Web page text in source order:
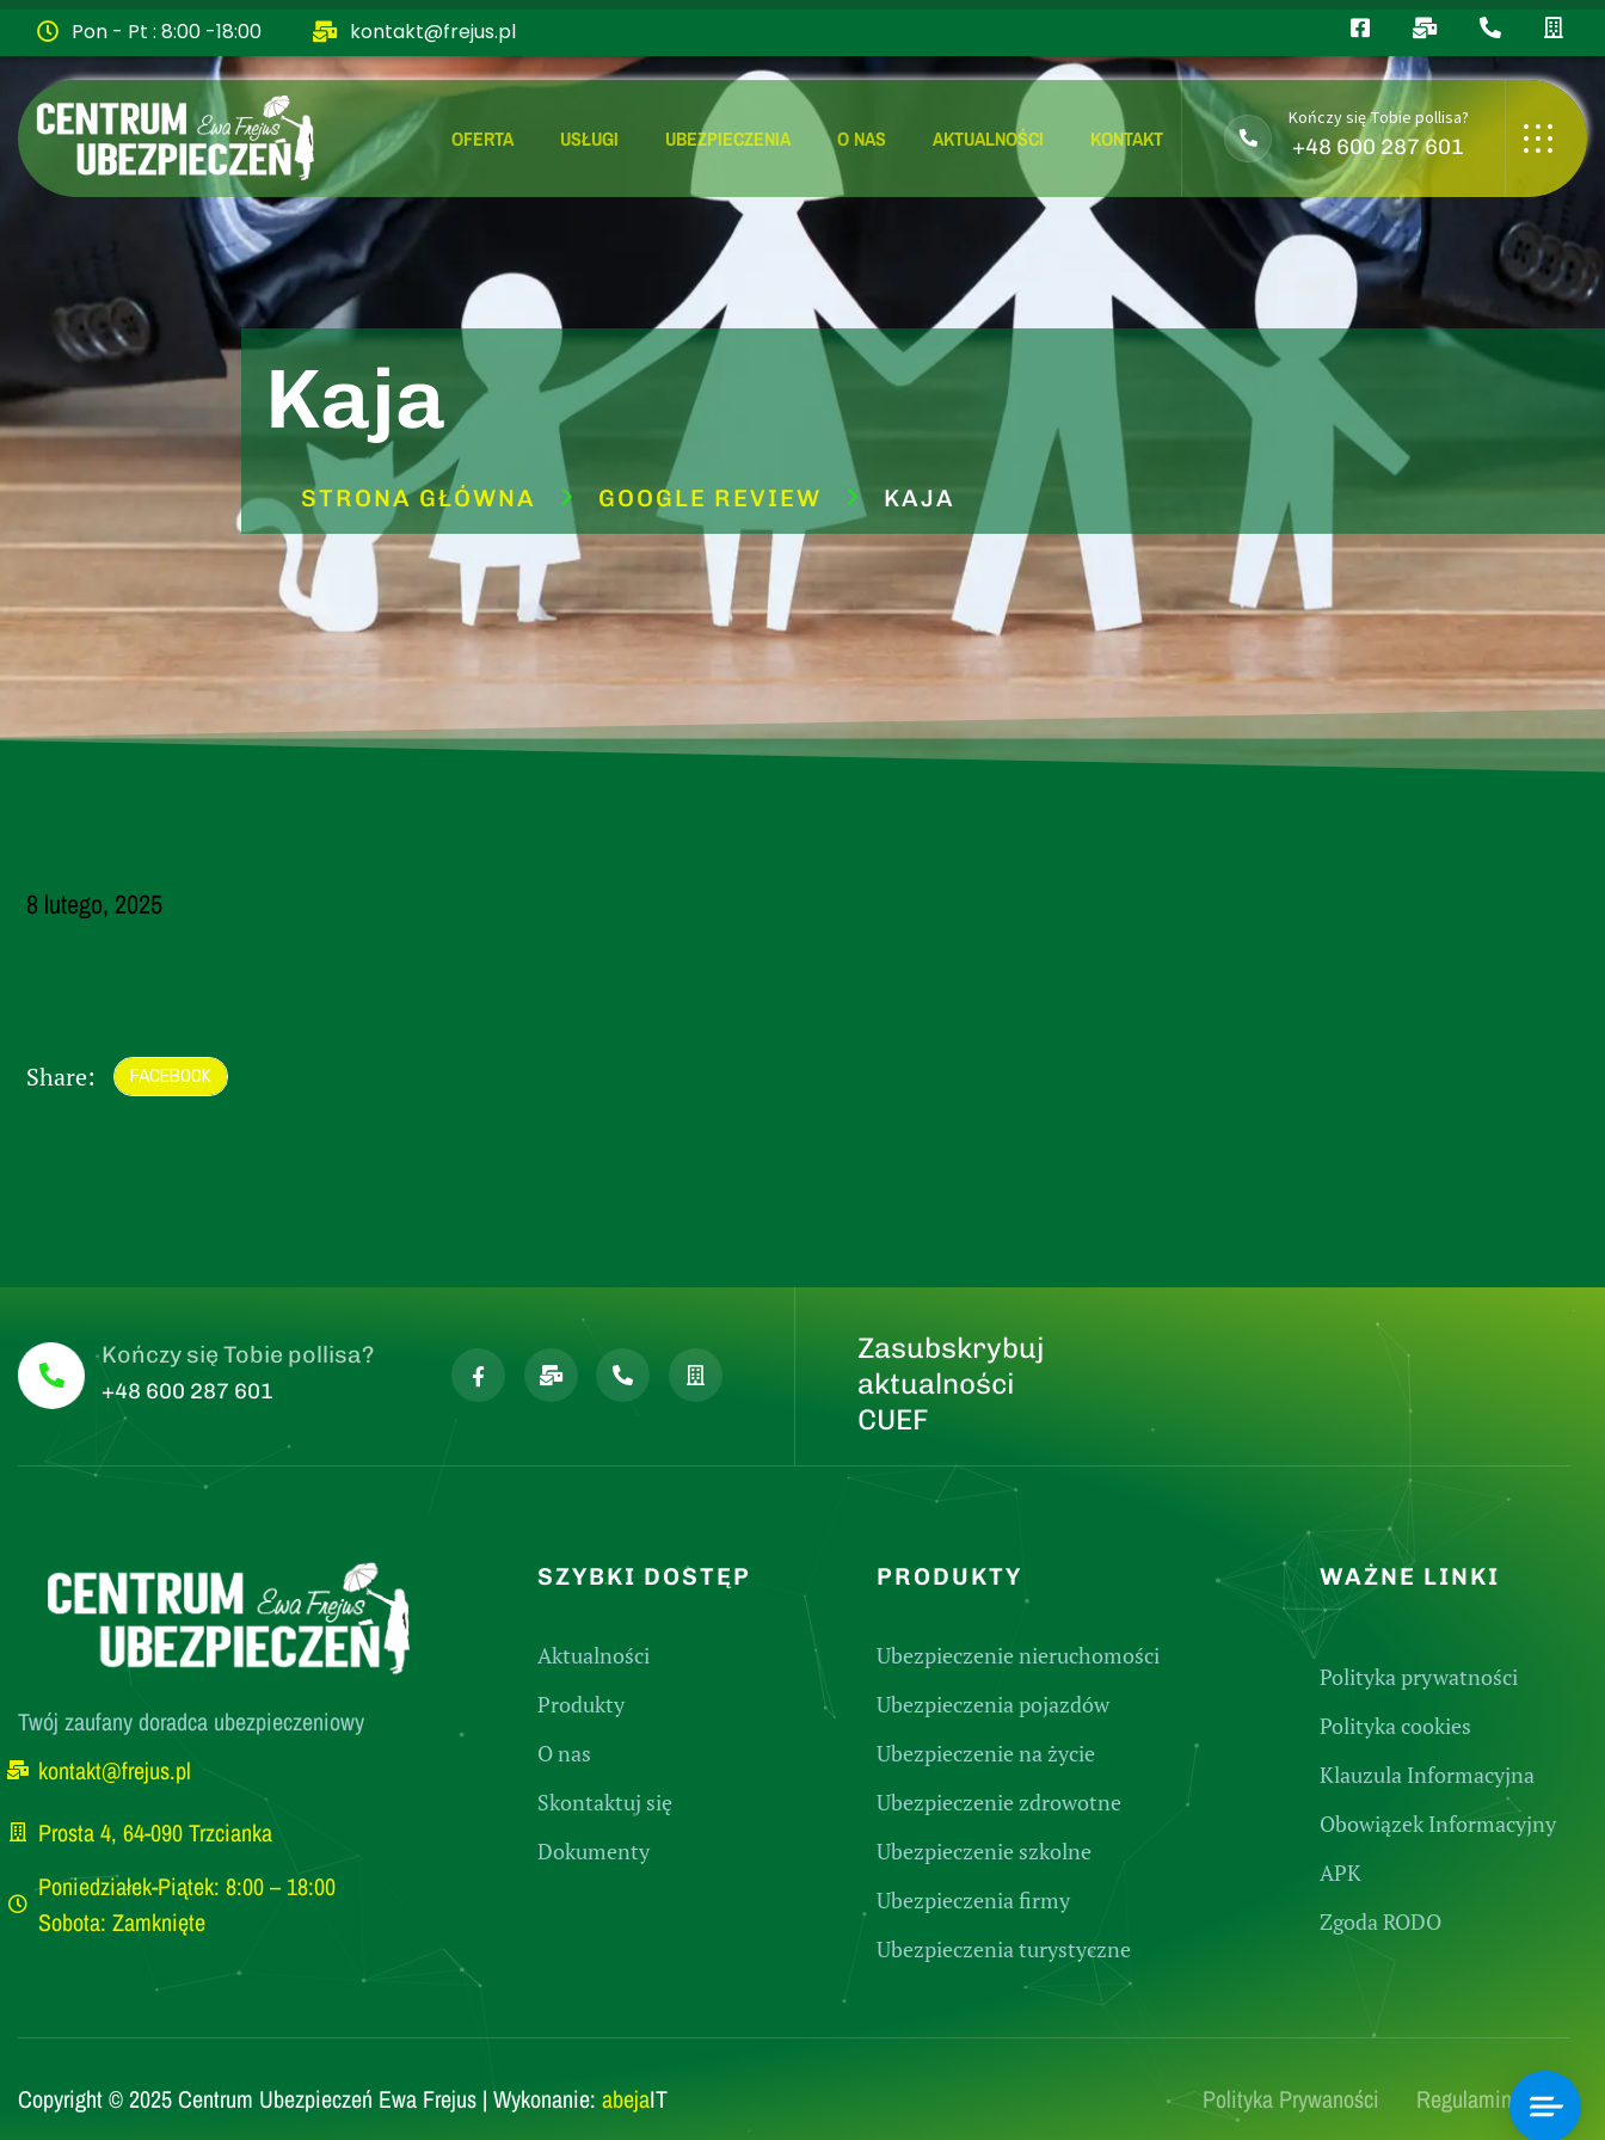
Pon - Pt : 8:00 -18:00 kontakt@frejus.pl
OFERTA USŁUGI UBEZPIECZENIA O NAS AKTUALNOŚCI KONTAKT
Kończy się Tobie pollisa?
+48 600 287 601
Kaja
STRONA GŁÓWNA GOOGLE REVIEW KAJA
8 lutego, 2025
Share: FACEBOOK
Kończy się Tobie pollisa?
+48 600 287 601
Zasubskrybuj
aktualności
CUEF
Twój zaufany doradca ubezpieczeniowy
kontakt@frejus.pl
Prosta 4, 64-090 Trzcianka
Poniedziałek-Piątek: 8:00 – 18:00
Sobota: Zamknięte
SZYBKI DOSTĘP
Aktualności
Produkty
O nas
Skontaktuj się
Dokumenty
PRODUKTY
Ubezpieczenie nieruchomości
Ubezpieczenia pojazdów
Ubezpieczenie na życie
Ubezpieczenie zdrowotne
Ubezpieczenie szkolne
Ubezpieczenia firmy
Ubezpieczenia turystyczne
WAŻNE LINKI
Polityka prywatności
Polityka cookies
Klauzula Informacyjna
Obowiązek Informacyjny
APK
Zgoda RODO
Copyright © 2025 Centrum Ubezpieczeń Ewa Frejus | Wykonanie: abejaIT Polityka Prywaności Regulamin strony